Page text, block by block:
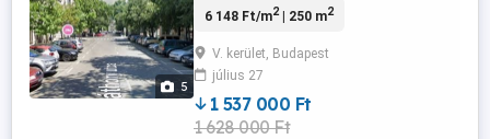
5
NEGYED RÉSZÉN üzlethelyiség KIADÓ!
üzlethelyiséget, az ingatlan állapota
lehetőséget ad arra, hogy teljes körűen
egy személyre szabott üzlethelyiséget
alakítson ki magának ...
6 148 Ft/m2| 250 m2
V. kerület, Budapest
július 27
1 537 000 Ft
1 628 000 Ft